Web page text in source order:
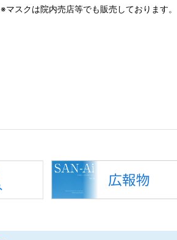
※マスクは院内売店等でも販売しております。